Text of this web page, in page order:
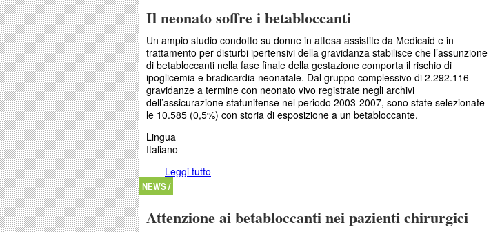
Il neonato soffre i betabloccanti
Un ampio studio condotto su donne in attesa assistite da Medicaid e in
trattamento per disturbi ipertensivi della gravidanza stabilisce che l’assunzione
di betabloccanti nella fase finale della gestazione comporta il rischio di
ipoglicemia e bradicardia neonatale. Dal gruppo complessivo di 2.292.116
gravidanze a termine con neonato vivo registrate negli archivi
dell’assicurazione statunitense nel periodo 2003-2007, sono state selezionate
le 10.585 (0,5%) con storia di esposizione a un betabloccante.
Lingua
Italiano
Leggi tutto
NEWS /
Attenzione ai betabloccanti nei pazienti chirurgici